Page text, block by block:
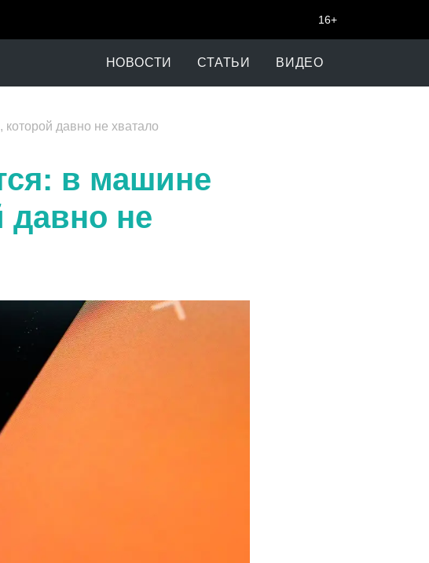
16+
НОВОСТИ СТАТЬИ ВИДЕО
давно не хватало
в машине
давно не